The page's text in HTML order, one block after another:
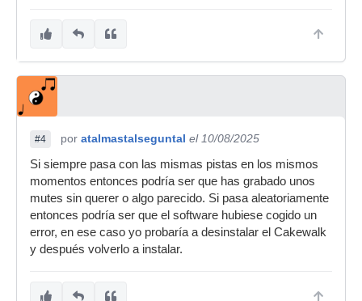
#4 por atalmastalseguntal el 10/08/2025
Si siempre pasa con las mismas pistas en los mismos
momentos entonces podría ser que has grabado unos
mutes sin querer o algo parecido. Si pasa aleatoriamente
entonces podría ser que el software hubiese cogido un
error, en ese caso yo probaría a desinstalar el Cakewalk
y después volverlo a instalar.